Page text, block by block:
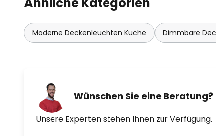
Moderne Deckenleuchten Küche Dimmbare
Wünschen Sie eine Beratung?
Unsere Experten stehen Ihnen zur Verfügung.